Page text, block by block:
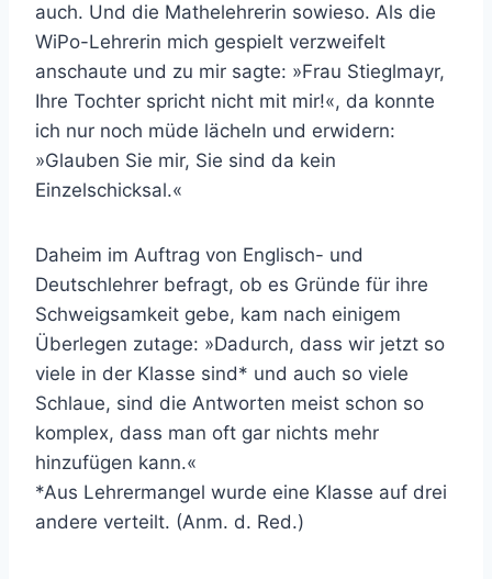
auch. Und die Mathelehrerin sowieso. Als die
WiPo-Lehrerin mich gespielt verzweifelt
anschaute und zu mir sagte: »Frau Stieglmayr,
Ihre Tochter spricht nicht mit mir!«, da konnte
ich nur noch müde lächeln und erwidern:
»Glauben Sie mir, Sie sind da kein
Einzelschicksal.«
Daheim im Auftrag von Englisch- und
Deutschlehrer befragt, ob es Gründe für ihre
Schweigsamkeit gebe, kam nach einigem
Überlegen zutage: »Dadurch, dass wir jetzt so
viele in der Klasse sind* und auch so viele
Schlaue, sind die Antworten meist schon so
komplex, dass man oft gar nichts mehr
hinzufügen kann.«
*Aus Lehrermangel wurde eine Klasse auf drei
andere verteilt. (Anm. d. Red.)